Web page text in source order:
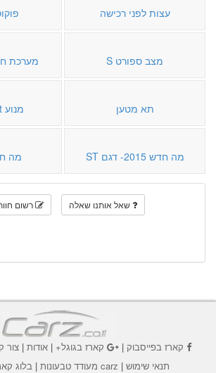
עצות לפני רכישה
מצב ספורט S מערכת
תא מטען מנוע EcoBoost
מה חדש 2015- דגם ST מה
שאל אותנו שאלה רשום
קארז בפייסבוק| קארז בגוגל+|אודות |צור
תנאי שימוש | carz מעודד טבעונות | בלוג